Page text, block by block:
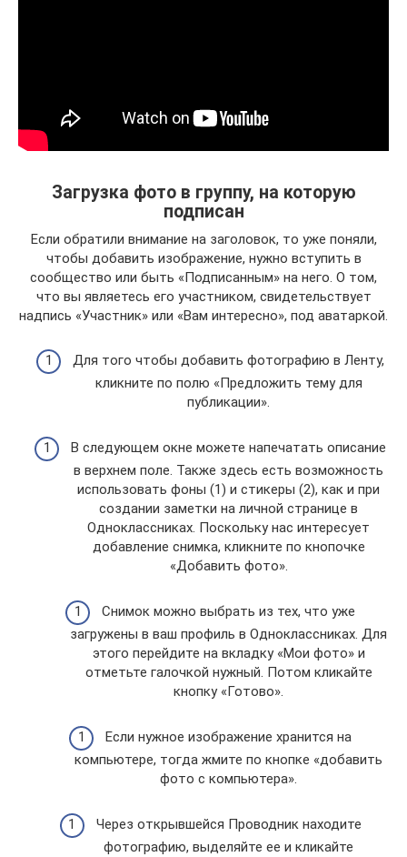
Загрузка фото в группу, на которую
подписан
Если обратили внимание на заголовок, то уже поняли,
чтобы добавить изображение, нужно вступить в
сообщество или быть «Подписанным» на него. О том,
что вы являетесь его участником, свидетельствует
надпись «Участник» или «Вам интересно», под аватаркой.
Для того чтобы добавить фотографию в Ленту,
кликните по полю «Предложить тему для
публикации».
В следующем окне можете напечатать описание
в верхнем поле. Также здесь есть возможность
использовать фоны (1) и стикеры (2), как и при
создании заметки на личной странице в
Одноклассниках. Поскольку нас интересует
добавление снимка, кликните по кнопочке
«Добавить фото».
Снимок можно выбрать из тех, что уже
загружены в ваш профиль в Одноклассниках. Для
этого перейдите на вкладку «Мои фото» и
отметьте галочкой нужный. Потом кликайте
кнопку «Готово».
Если нужное изображение хранится на
компьютере, тогда жмите по кнопке «добавить
фото с компьютера».
Через открывшейся Проводник находите
фотографию, выделяйте ее и кликайте